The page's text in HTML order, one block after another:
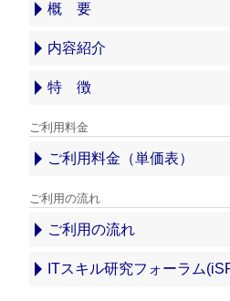
概 要
内容紹介
特 徴
ご利用料金
ご利用料金（単価表）
ご利用の流れ
ご利用の流れ
ITスキル研究フォーラム